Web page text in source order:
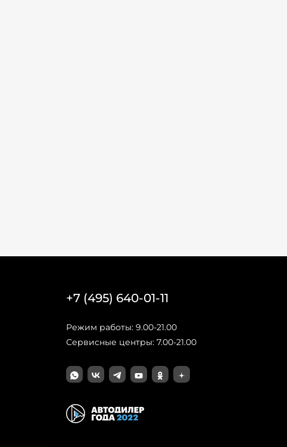
+7 (495) 640-01-11
Режим работы: 9.00-21.00
Сервисные центры: 7.00-21.00